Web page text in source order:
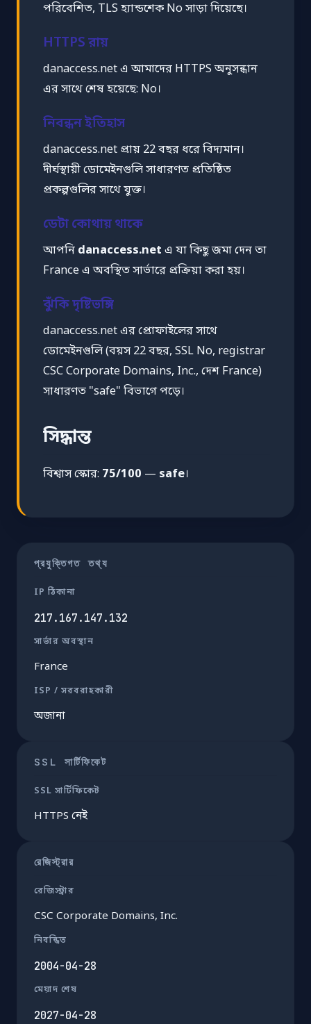
পরিবেশিত, TLS হ্যান্ডশেক No সাড়া দিয়েছে।
HTTPS রায়
danaccess.net এ আমাদের HTTPS অনুসন্ধান
এর সাথে শেষ হয়েছে: No।
নিবন্ধন ইতিহাস
danaccess.net প্রায় 22 বছর ধরে বিদ্যমান।
দীর্ঘস্থায়ী ডোমেইনগুলি সাধারণত প্রতিষ্ঠিত
প্রকল্পগুলির সাথে যুক্ত।
ডেটা কোথায় থাকে
আপনি danaccess.net এ যা কিছু জমা দেন তা
France এ অবস্থিত সার্ভারে প্রক্রিয়া করা হয়।
ঝুঁকি দৃষ্টিভঙ্গি
danaccess.net এর প্রোফাইলের সাথে
ডোমেইনগুলি (বয়স 22 বছর, SSL No, registrar
CSC Corporate Domains, Inc., দেশ France)
সাধারণত "safe" বিভাগে পড়ে।
সিদ্ধান্ত
বিশ্বাস স্কোর: 75/100 — safe।
প্রযুক্তিগত তথ্য
IP ঠিকানা
217.167.147.132
সার্ভার অবস্থান
France
ISP / সরবরাহকারী
অজানা
SSL সার্টিফিকেট
SSL সার্টিফিকেট
HTTPS নেই
রেজিস্ট্রার
রেজিস্ট্রার
CSC Corporate Domains, Inc.
নিবন্ধিত
2004-04-28
মেয়াদ শেষ
2027-04-28